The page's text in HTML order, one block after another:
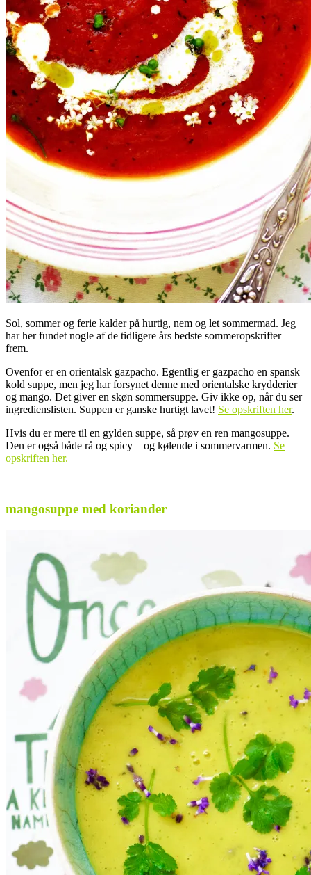
Sol, sommer og ferie kalder på hurtig, nem og let sommermad. Jeg
har her fundet nogle af de tidligere års bedste sommeropskrifter
frem.
Ovenfor er en orientalsk gazpacho. Egentlig er gazpacho en spansk
kold suppe, men jeg har forsynet denne med orientalske krydderier
og mango. Det giver en skøn sommersuppe. Giv ikke op, når du ser
ingredienslisten. Suppen er ganske hurtigt lavet! Se opskriften her.
Hvis du er mere til en gylden suppe, så prøv en ren mangosuppe.
Den er også både rå og spicy – og kølende i sommervarmen. Se
opskriften her.
mangosuppe med koriander